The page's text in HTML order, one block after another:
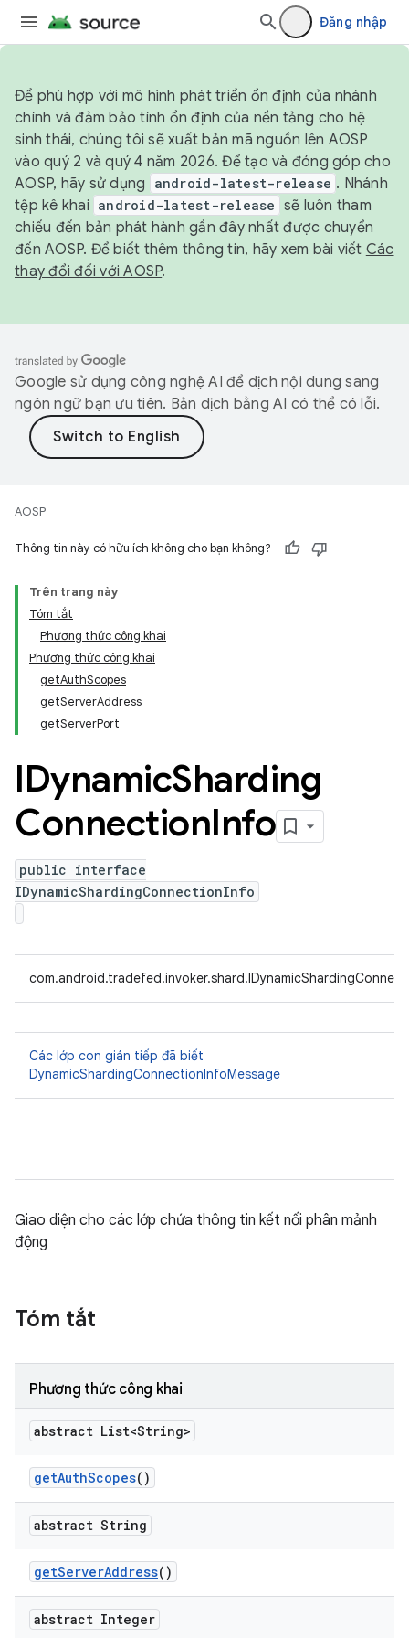
Đăng nhập
Để phù hợp với mô hình phát triển ổn định của nhánh
chính và đảm bảo tính ổn định của nền tảng cho hệ
sinh thái, chúng tôi sẽ xuất bản mã nguồn lên AOSP
vào quý 2 và quý 4 năm 2026. Để tạo và đóng góp cho
AOSP, hãy sử dụng
android-latest-release . Nhánh
tệp kê khai android-latest-release sẽ luôn tham
chiếu đến bản phát hành gần đây nhất được chuyển
đến AOSP. Để biết thêm thông tin, hãy xem bài viết Các
thay đổi đối với AOSP.
Google sử dụng công nghệ AI để dịch nội dung sang
ngôn ngữ bạn ưu tiên. Bản dịch bằng AI có thể có lỗi.
AOSP
Thông tin này có hữu ích không cho bạn không?
Trên trang này
Tóm tắt
Phương thức công khai
Phương thức công khai
getAuthScopes
getServerAddress
getServerPort
IDynamicSharding
ConnectionInfo
public interface
IDynamicShardingConnectionInfo
Các lớp con gián tiếp đã biết
DynamicShardingConnectionInfoMessage
Giao diện cho các lớp chứa thông tin kết nối phân mảnh
động
Tóm tắt
Phương thức công khai
abstract List<String>
getAuthScopes()
abstract String
getServerAddress()
abstract Integer